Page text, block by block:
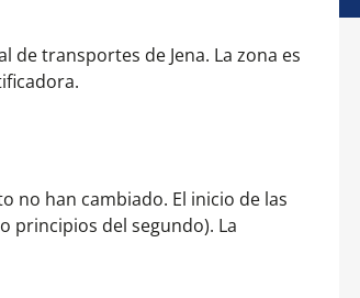
transportes de Jena. La zona es
no han cambiado. El inicio de las
principios del segundo). La